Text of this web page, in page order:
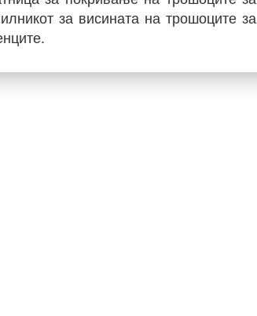
за висината на трошоците за